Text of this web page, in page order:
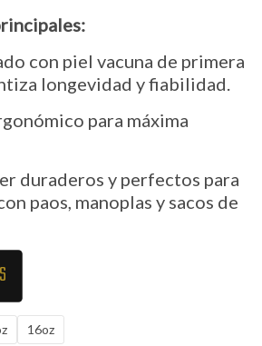
con piel vacuna de primera
longevidad y fiabilidad.
para máxima
duraderos y perfectos para
paos, manoplas y sacos de
16oz